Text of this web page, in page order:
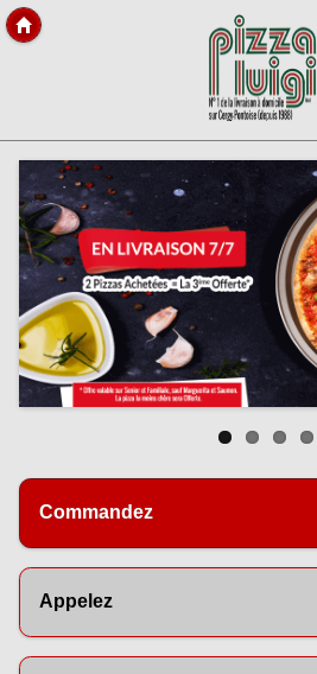
Commandez
Appelez
Copyright des-click